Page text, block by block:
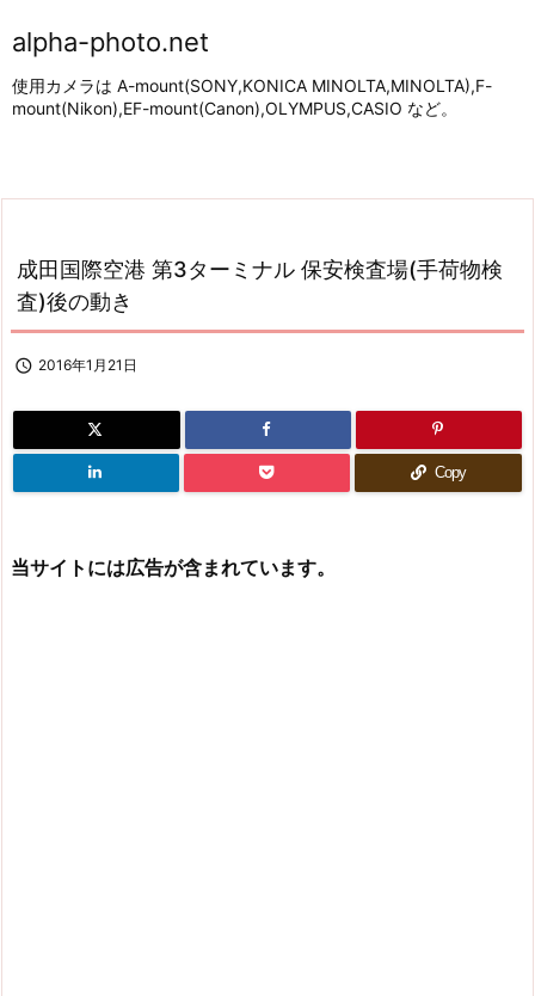
alpha-photo.net
使用カメラは A-mount(SONY,KONICA MINOLTA,MINOLTA),F-
mount(Nikon),EF-mount(Canon),OLYMPUS,CASIO など。
成田国際空港 第3ターミナル 保安検査場(手荷物検
査)後の動き
 2016年1月21日
Copy
当サイトには広告が含まれています。